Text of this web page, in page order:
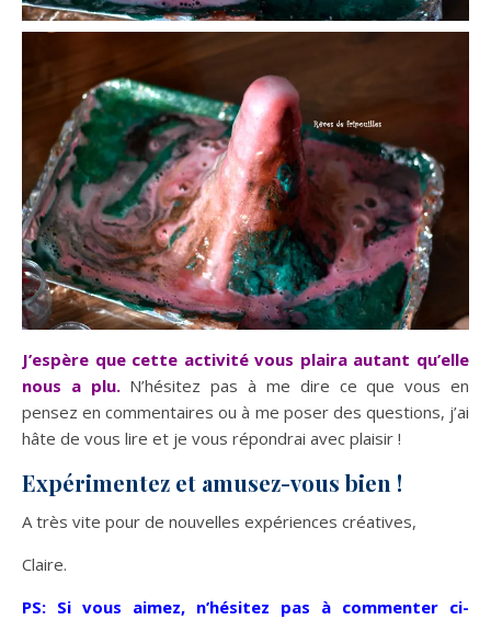
J’espère que cette activité vous plaira autant qu’elle
nous a plu. N’hésitez pas à me dire ce que vous en
pensez en commentaires ou à me poser des questions, j’ai
hâte de vous lire et je vous répondrai avec plaisir !
Expérimentez et amusez-vous bien !
A très vite pour de nouvelles expériences créatives,
Claire.
PS: Si vous aimez, n’hésitez pas à commenter ci-